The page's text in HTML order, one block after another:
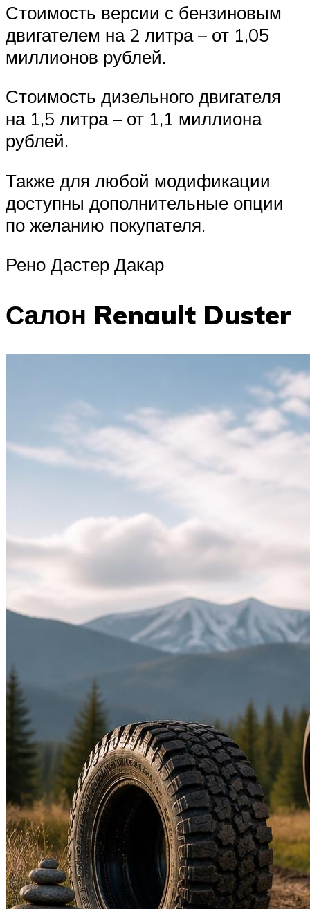
Стоимость версии с бензиновым
двигателем на 2 литра – от 1,05
миллионов рублей.
Стоимость дизельного двигателя
на 1,5 литра – от 1,1 миллиона
рублей.
Также для любой модификации
доступны дополнительные опции
по желанию покупателя.
Рено Дастер Дакар
Салон Renault Duster